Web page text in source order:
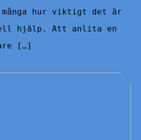
hur viktigt det är
hjälp. Att anlita en
[…]